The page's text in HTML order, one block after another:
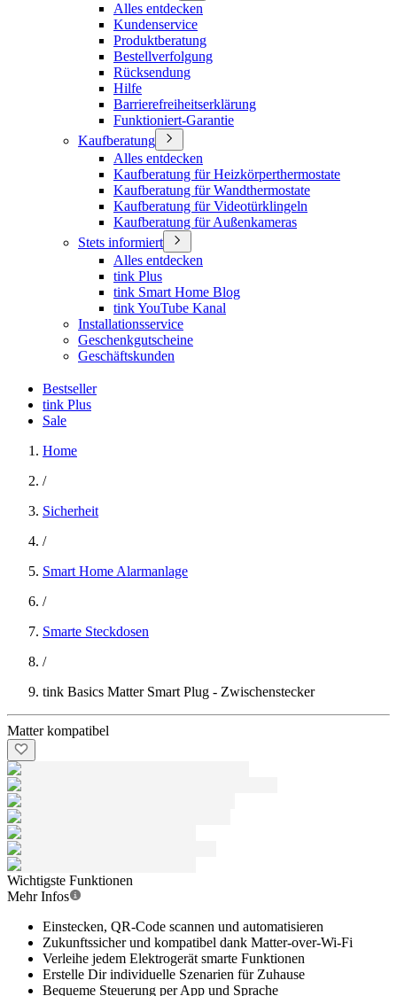
Alles entdecken
Kundenservice
Produktberatung
Bestellverfolgung
Rücksendung
Hilfe
Barrierefreiheitserklärung
Funktioniert-Garantie
Kaufberatung
Alles entdecken
Kaufberatung für Heizkörperthermostate
Kaufberatung für Wandthermostate
Kaufberatung für Videotürklingeln
Kaufberatung für Außenkameras
Stets informiert
Alles entdecken
tink Plus
tink Smart Home Blog
tink YouTube Kanal
Installationsservice
Geschenkgutscheine
Geschäftskunden
Bestseller
tink Plus
Sale
Home
/
Sicherheit
/
Smart Home Alarmanlage
/
Smarte Steckdosen
/
tink Basics Matter Smart Plug - Zwischenstecker
Matter kompatibel
Wichtigste Funktionen
Mehr Infos
Einstecken, QR-Code scannen und automatisieren
Zukunftssicher und kompatibel dank Matter-over-Wi-Fi
Verleihe jedem Elektrogerät smarte Funktionen
Erstelle Dir individuelle Szenarien für Zuhause
Bequeme Steuerung per App und Sprache